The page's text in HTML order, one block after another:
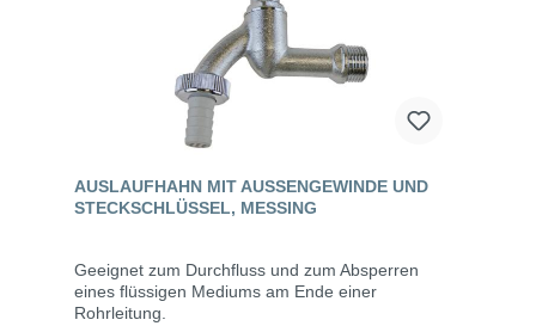
AUSLAUFHAHN MIT AUSSENGEWINDE UND S
TECKSCHLÜSSEL, MESSING
Geeignet zum Durchfluss und zum Absperren
eines flüssigen Mediums am Ende einer
Rohrleitung.